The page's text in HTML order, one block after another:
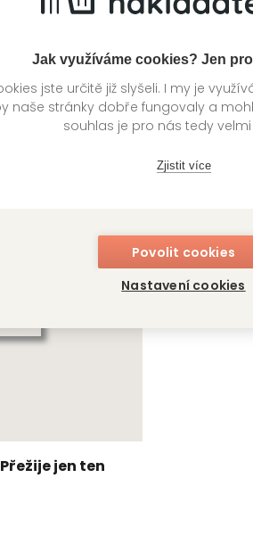
Jak využíváme cookies? Jen
jste určitě již slyšeli. I my je
naše stránky dobře fungovaly a
souhlas je pro nás tedy velmi
Zjistit více
Povolit cookies
Nastavení cookies
Kategorie > Dětská literatura
jen ten